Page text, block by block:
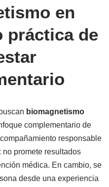
en
práctica de
biomagnetismo
complementario de
responsable
promete resultados
médica. En cambio, se
desde una experiencia